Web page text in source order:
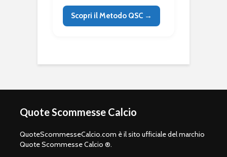
Scopri il Metodo QSC →
Quote Scommesse Calcio
QuoteScommesseCalcio.com è il sito ufficiale del marchio
Quote Scommesse Calcio ®.